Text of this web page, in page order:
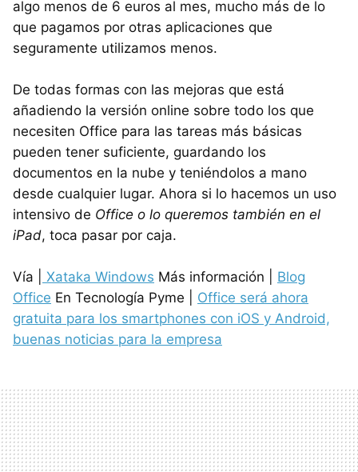
algo menos de 6 euros al mes, mucho más de lo
que pagamos por otras aplicaciones que
seguramente utilizamos menos.
De todas formas con las mejoras que está
añadiendo la versión online sobre todo los que
necesiten Office para las tareas más básicas
pueden tener suficiente, guardando los
documentos en la nube y teniéndolos a mano
desde cualquier lugar. Ahora si lo hacemos un uso
intensivo de Office o lo queremos también en el
iPad, toca pasar por caja.
Vía | Xataka Windows Más información | Blog
Office En Tecnología Pyme | Office será ahora
gratuita para los smartphones con iOS y Android,
buenas noticias para la empresa